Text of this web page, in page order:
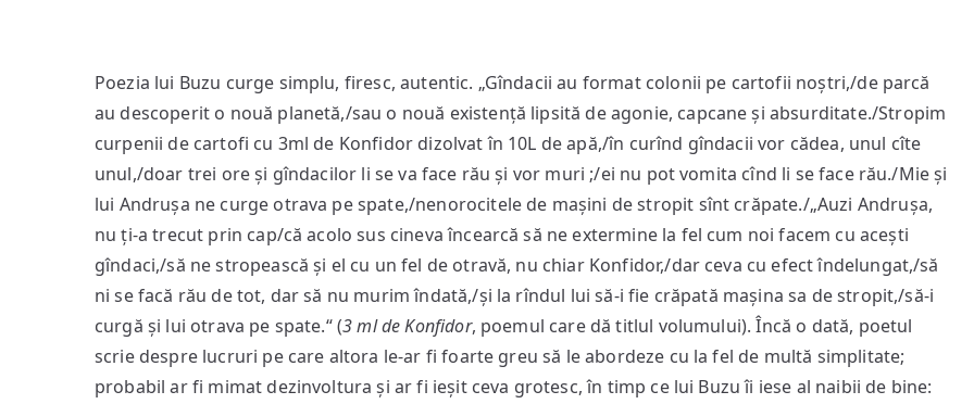
Poezia lui Buzu curge simplu, firesc, autentic. „Gîndacii au format colonii pe cartofii noștri,/de parcă
au descoperit o nouă planetă,/sau o nouă existență lipsită de agonie, capcane și absurditate./Stropim
curpenii de cartofi cu 3ml de Konfidor dizolvat în 10L de apă,/în curînd gîndacii vor cădea, unul cîte
unul,/doar trei ore și gîndacilor li se va face rău și vor muri ;/ei nu pot vomita cînd li se face rău./Mie și
lui Andrușa ne curge otrava pe spate,/nenorocitele de mașini de stropit sînt crăpate./„Auzi Andrușa,
nu ți‑a trecut prin cap/că acolo sus cineva încearcă să ne extermine la fel cum noi facem cu acești
gîndaci,/să ne stropească și el cu un fel de otravă, nu chiar Konfidor,/dar ceva cu efect îndelungat,/să
ni se facă rău de tot, dar să nu murim îndată,/și la rîndul lui să‑i fie crăpată mașina sa de stropit,/să‑i
curgă și lui otrava pe spate.“ (3 ml de Konfidor, poemul care dă titlul volumului). Încă o dată, poetul
scrie despre lucruri pe care altora le-ar fi foarte greu să le abordeze cu la fel de multă simplitate;
probabil ar fi mimat dezinvoltura și ar fi ieșit ceva grotesc, în timp ce lui Buzu îi iese al naibii de bine: